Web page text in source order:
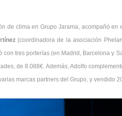
de clima en Grupo Jarama, acompañó
(coordinadora de la asociación
tres porterías (en Madrid, Barcelona
de 8.088€. Además, Adolfo
marcas partners del Grupo, y vendido